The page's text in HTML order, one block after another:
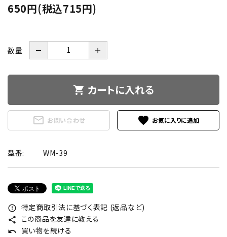
650円(税込715円)
数量 － ＋
shopping_cart カートに入れる
mail_outline お問い合わせ favorite
型番: WM-39
error_outline 特定商取引法に基づく表記 (返品など)
share この商品を友達に教える
undo 買い物を続ける